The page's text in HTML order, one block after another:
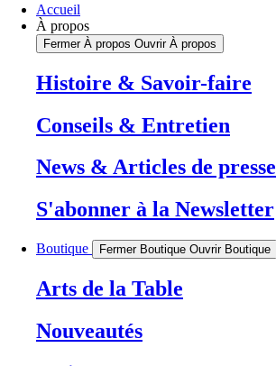
Accueil
À propos
Fermer À propos Ouvrir À propos
Histoire & Savoir-faire
Conseils & Entretien
News & Articles de presse
S'abonner à la Newsletter
Boutique Fermer Boutique Ouvrir Boutique
Arts de la Table
Nouveautés